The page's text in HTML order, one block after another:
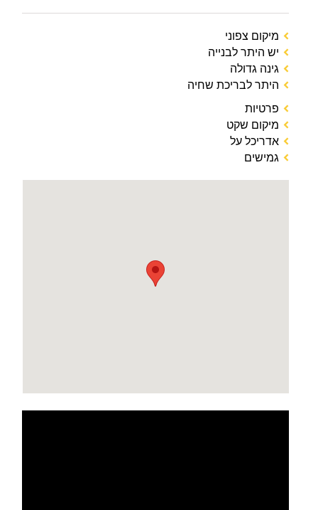
מיקום צפוני
יש היתר לבנייה
גינה גדולה
היתר לבריכת שחיה
פרטיות
מיקום שקט
אדריכל על
גמישים